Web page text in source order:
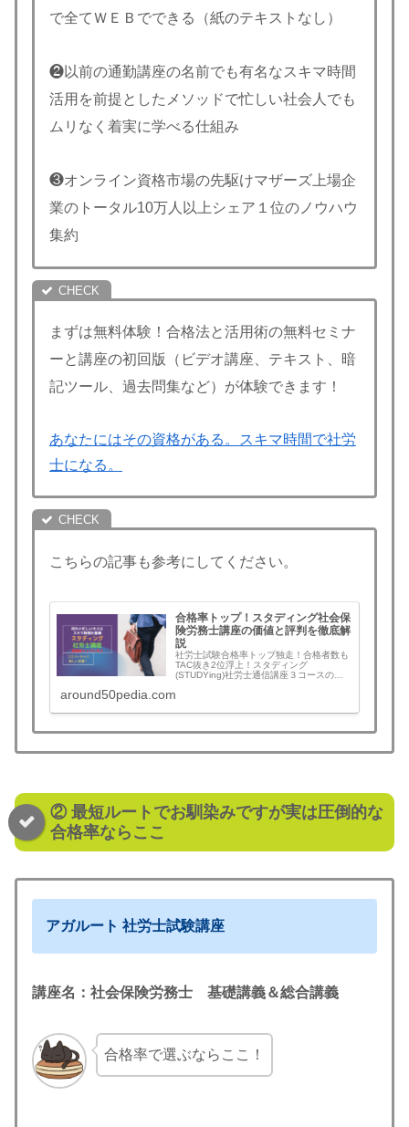
で全てＷＥＢでできる（紙のテキストなし）
❷以前の通勤講座の名前でも有名なスキマ時間
活用を前提としたメソッドで忙しい社会人でも
ムリなく着実に学べる仕組み
❸オンライン資格市場の先駆けマザーズ上場企
業のトータル10万人以上シェア１位のノウハウ
集約
まずは無料体験！合格法と活用術の無料セミナ
ーと講座の初回版（ビデオ講座、テキスト、暗
記ツール、過去問集など）が体験できます！
あなたにはその資格がある。スキマ時間で社労
士になる。
こちらの記事も参考にしてください。
合格率トップ！スタディング社会保
険労務士講座の価値と評判を徹底解
説
社労士試験合格率トップ独走！合格者数も
TAC抜き2位浮上！スタディング
(STUDYing)社労士通信講座３コースの違
ン・AI実力スコア・AI問題復習など合格ア
around50pedia.com
② 最短ルートでお馴染みですが実は圧倒的な
合格率ならここ
アガルート 社労士試験講座
講座名：社会保険労務士 基礎講義＆総合講義
合格率で選ぶならここ！